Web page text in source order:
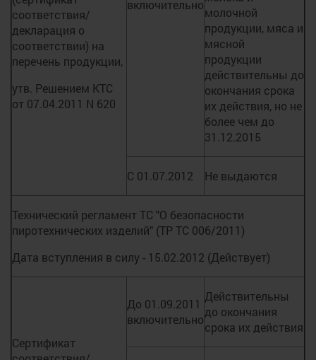
соответствия/
декларация о
соответствии) на
перечень продукции,
утв. Решением КТС
от 07.04.2011 N 620
включительно
молочной
продукции, мяса и
мясной
продукции
действительны до
окончания срока
их действия, но не
более чем до
31.12.2015
С 01.07.2012 Не выдаются
Технический регламент ТС "О безопасности
пиротехнических изделий" (ТР ТС 006/2011)
Дата вступления в силу - 15.02.2012 (Действует)
Сертификат
До 01.09.2011
включительно
Действительны
до окончания
срока их действия